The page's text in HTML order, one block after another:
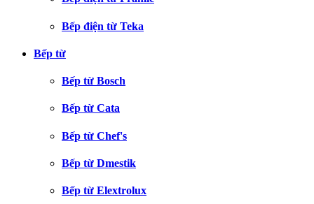
Bếp điện từ Teka
Bếp từ
Bếp từ Bosch
Bếp từ Cata
Bếp từ Chef's
Bếp từ Dmestik
Bếp từ Elextrolux